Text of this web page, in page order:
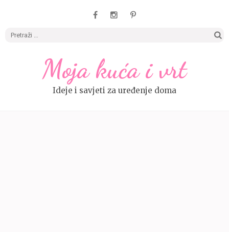
Moja kuća i vrt
Ideje i savjeti za uređenje doma